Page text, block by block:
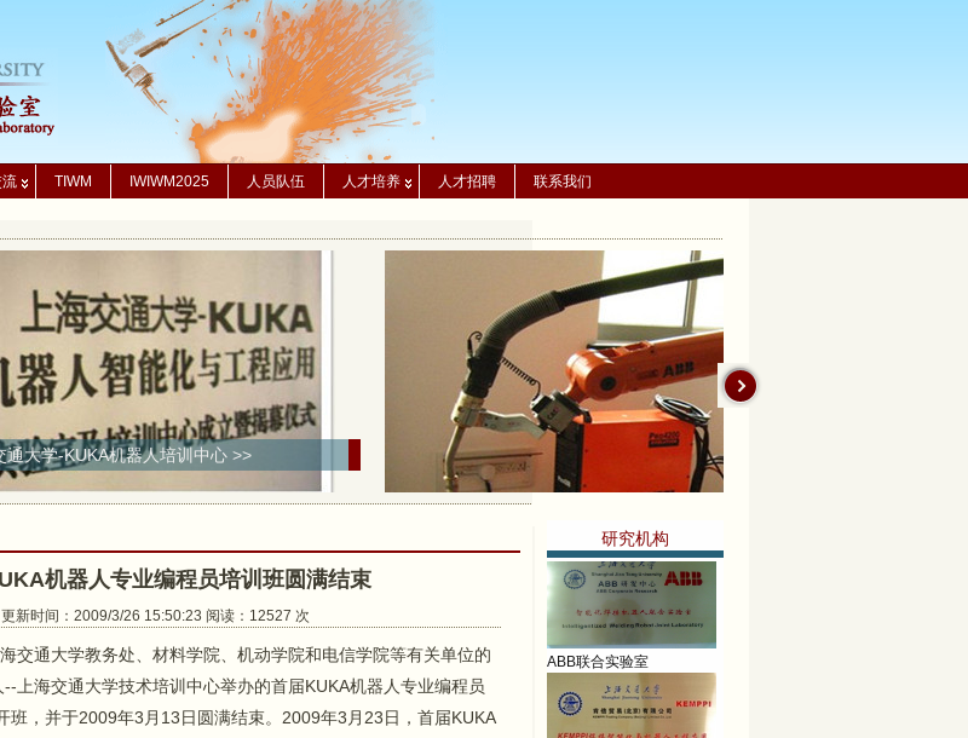
TIWM IWIWM2025 人员队伍 人才培养 人才招聘 联系我们
通大学-KUKA机器人培训中心 >>
机器人专业编程员培训班圆满结束
更新时间：2009/3/26 15:50:23 阅读：12527 次
通大学教务处、材料学院、机动学院和电信学院等有关单位的
上海交通大学技术培训中心举办的首届KUKA机器人专业编程员
班，并于2009年3月13日圆满结束。2009年3月23日，首届KUKA
研究机构
棕橙智造(上海)机器人有限
KUKA联合实验室
KUKA培训中心
ABB联合实验室